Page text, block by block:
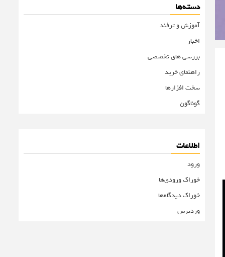
دسته‌ها
آموزش و ترفند
اخبار
بررسی های تخصصی
راهنمای خرید
سخت افزارها
گوناگون
اطلاعات
ورود
خوراک ورودی‌ها
خوراک دیدگاه‌ها
وردپرس